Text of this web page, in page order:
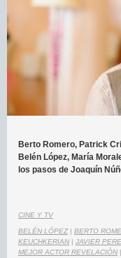
Berto Romero, Patrick
Belén López, María
los pasos de Joaquín
CINE Y TV
BELÉN LÓPEZ| BERTO
KEUCHKERIAN | JAVIER
MEJOR ACTOR REVELACIÓN |